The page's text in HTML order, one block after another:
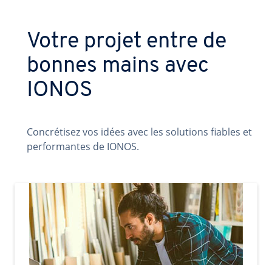
Votre projet entre de
bonnes mains avec
IONOS
Concrétisez vos idées avec les solutions fiables et
performantes de IONOS.